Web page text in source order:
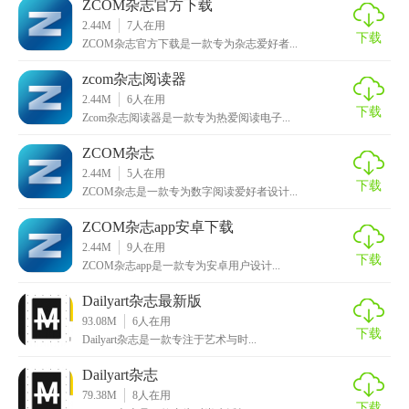
ZCOM杂志最新版技巧
智能推荐相关内容。
2. 离线阅读：支持文章缓存功能，无网络环境下也能阅读。
3. 多语言切换：支持多种语言界面，满足不同国家和地区用
户的需求。
4. 夜间模式：提供夜间阅读模式，保护用户视力。
5. 分享功能：一键分享至社交媒体，与朋友共享精彩内容。
ZCOM杂志最新版内容
1. 时尚前沿：报道最新时尚趋势、设计师访谈及穿搭指南。
2. 设计灵感：涵盖建筑设计、平面设计、产品设计等领域，
提供大量案例与教程。
ZCOM杂志官方下载
2.44M 7人在用
ZCOM杂志官方下载是一款专为杂志爱好者...
下载
zcom杂志阅读器
2.44M 6人在用
Zcom杂志阅读器是一款专为热爱阅读电子...
下载
ZCOM杂志
2.44M 5人在用
ZCOM杂志是一款专为数字阅读爱好者设计...
下载
ZCOM杂志app安卓下载
2.44M 9人在用
ZCOM杂志app是一款专为安卓用户设计...
下载
Dailyart杂志最新版
93.08M 6人在用
Dailyart杂志是一款专注于艺术与时...
下载
Dailyart杂志
79.38M 8人在用